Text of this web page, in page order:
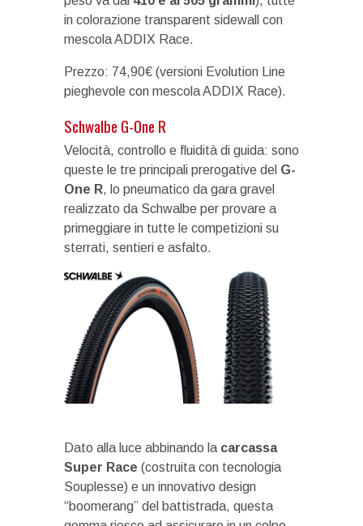
in colorazione transparent sidewall con
mescola ADDIX Race.
Prezzo: 74,90€ (versioni Evolution Line
pieghevole con mescola ADDIX Race).
Schwalbe G-One R
Velocità, controllo e fluidità di guida: sono
queste le tre principali prerogative del G-
One R, lo pneumatico da gara gravel
realizzato da Schwalbe per provare a
primeggiare in tutte le competizioni su
sterrati, sentieri e asfalto.
Dato alla luce abbinando la carcassa
Super Race (costruita con tecnologia
Souplesse) e un innovativo design
“boomerang” del battistrada, questa